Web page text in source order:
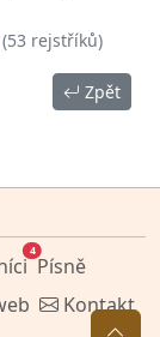
(53 rejstříků)
Zpět
4
Písně
Kontakt